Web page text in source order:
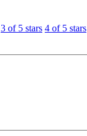
3 of 5 stars 4 of 5 stars